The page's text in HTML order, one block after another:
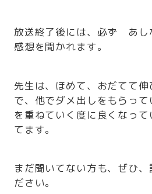
放送終了後には、必ず あし
感想を聞かれます。
先生は、ほめて、おだてて
で、他でダメ出しをもらっ
を重ねていく度に良くなっ
てます。
まだ聞いてない方も、ぜひ、
ださい。